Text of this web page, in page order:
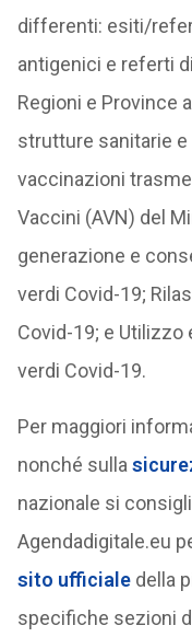
differenti: esiti/
antigenici e referti
Regioni e Province
strutture sanitarie
vaccinazioni
Vaccini (AVN) del
generazione e
verdi Covid-19;
Covid-19; e
verdi Covid-19.
Per maggiori
nonché sulla
nazionale si
Agendadigitale.eu
sito ufficialedella
specifiche sezioni